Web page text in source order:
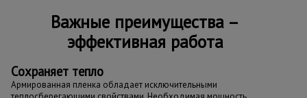
Важные преимущества –
эффективная работа
Сохраняет тепло
Армированная пленка обладает исключительными